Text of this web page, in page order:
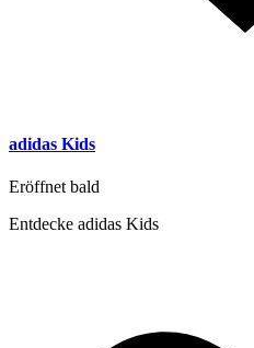
adidas Kids
Eröffnet bald
Entdecke adidas Kids